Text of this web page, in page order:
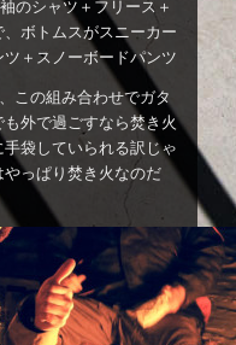
のシャツ＋フリース＋
ボトムスがスニーカー
＋スノーボードパンツ
この組み合わせでガタ
外で過ごすなら焚き火
袋していられる訳じゃ
っぱり焚き火なのだ